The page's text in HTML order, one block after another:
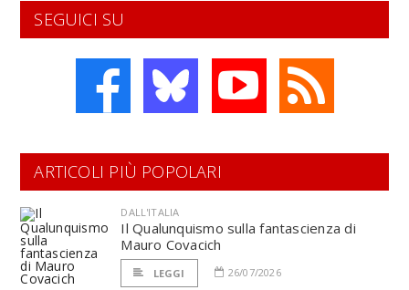
SEGUICI SU
ARTICOLI PIÙ POPOLARI
DALL'ITALIA
Il Qualunquismo sulla fantascienza di
Mauro Covacich
LEGGI 26/07/2026